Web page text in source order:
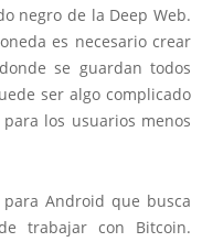
negro de la Deep Web.
es necesario crear
se guardan todos
ser algo complicado
los usuarios menos
Android que busca
trabajar con Bitcoin.